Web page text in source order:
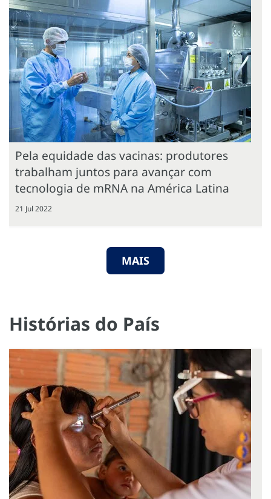
Pela equidade das vacinas: produtores
trabalham juntos para avançar com
tecnologia de mRNA na América Latina
21 Jul 2022
MAIS
Histórias do País